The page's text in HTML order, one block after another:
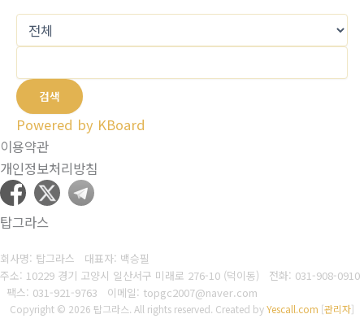
검색
Powered by KBoard
이용약관
개인정보처리방침
탑그라스
회사명: 탑그라스 대표자: 백승필
주소: 10229 경기 고양시 일산서구 미래로 276-10 (덕이동) 전화: 031-908-0910
팩스: 031-921-9763
이메일: topgc2007@naver.com
Copyright © 2026 탑그라스. All rights reserved. Created byYescall.com [관리자]